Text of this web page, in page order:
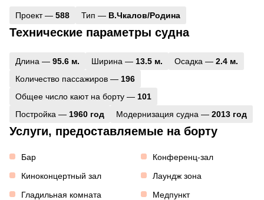
Проект — 588 Тип — В.Чкалов/Родина
Технические параметры судна
Длина — 95.6 м. Ширина — 13.5 м. Осадка — 2.4 м.
Количество пассажиров — 196
Общее число кают на борту — 101
Постройка — 1960 год Модернизация судна — 2013 год
Услуги, предоставляемые на борту
Бар
Конференц-зал
Киноконцертный зал
Лаундж зона
Гладильная комната
Медпункт